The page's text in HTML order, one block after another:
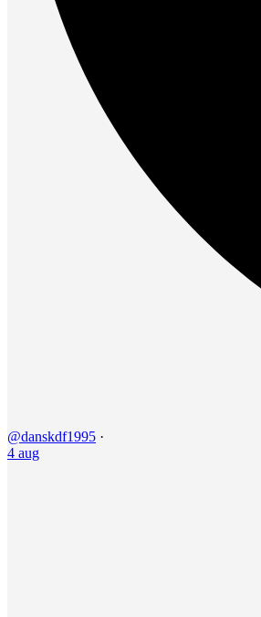
@danskdf1995 ·
4 aug